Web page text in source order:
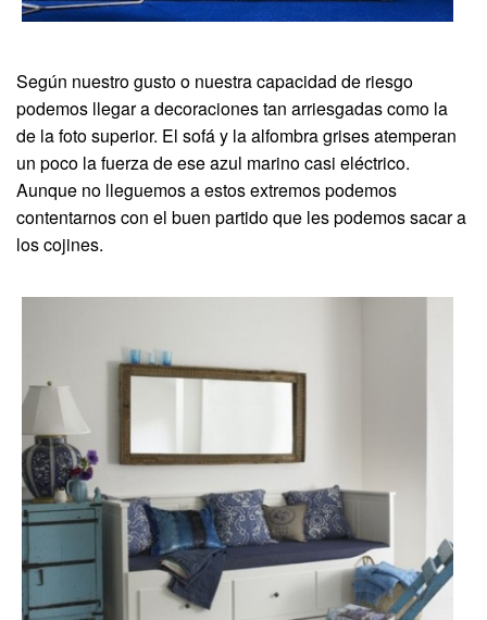
Según nuestro gusto o nuestra capacidad de riesgo
podemos llegar a decoraciones tan arriesgadas como la
de la foto superior. El sofá y la alfombra grises atemperan
un poco la fuerza de ese azul marino casi eléctrico.
Aunque no lleguemos a estos extremos podemos
contentarnos con el buen partido que les podemos sacar a
los cojines.